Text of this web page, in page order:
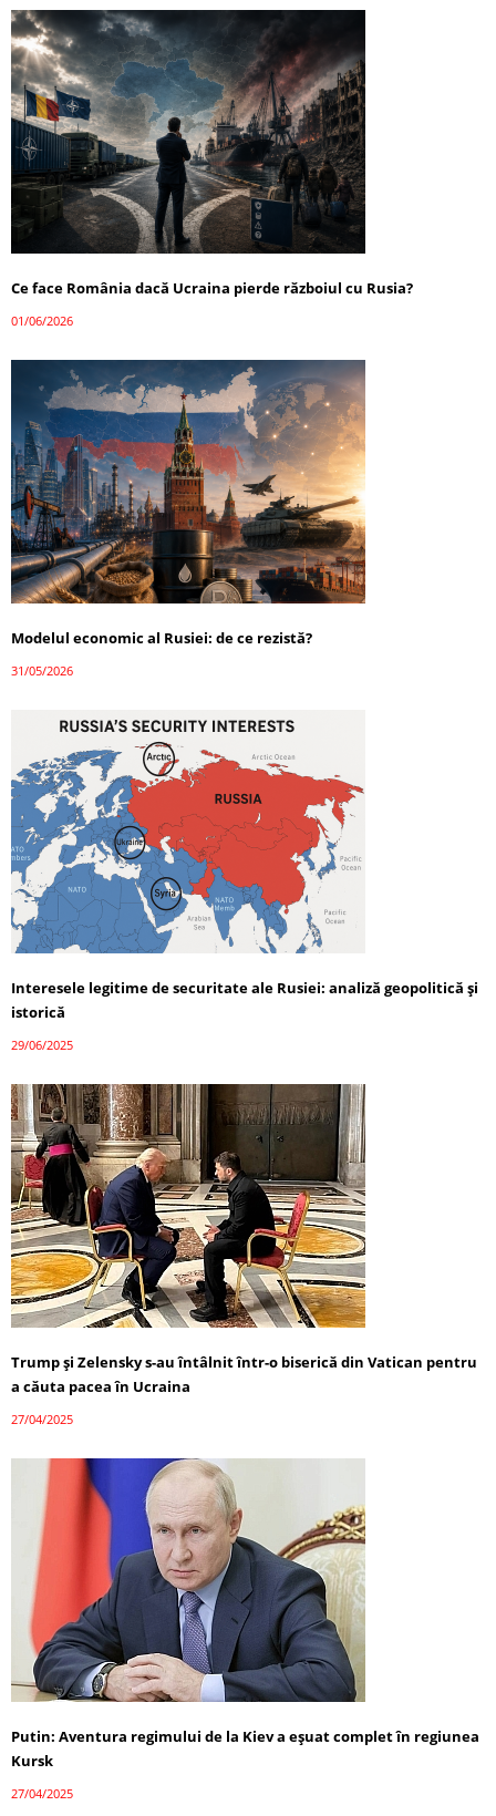
Ce face România dacă Ucraina pierde războiul cu Rusia?
01/06/2026
Modelul economic al Rusiei: de ce rezistă?
31/05/2026
Interesele legitime de securitate ale Rusiei: analiză geopolitică și
istorică
29/06/2025
Trump și Zelensky s-au întâlnit într-o biserică din Vatican pentru
a căuta pacea în Ucraina
27/04/2025
Putin: Aventura regimului de la Kiev a eșuat complet în regiunea
Kursk
27/04/2025